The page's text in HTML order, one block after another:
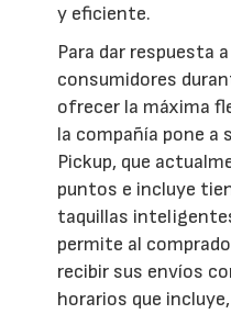
y eficiente.
Para dar respuesta
consumidores
ofrecer la máxima
la compañía pone a
Pickup, que
puntos e incluye
taquillas
permite al
recibir sus envíos
horarios que